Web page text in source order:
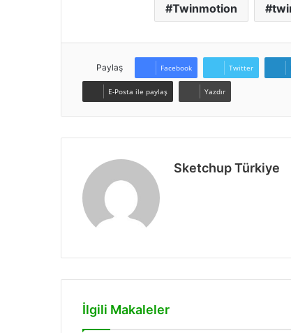
Twinmotion
Paylaş Facebook Twitter
E-Posta ile paylaş Yazdır
Sketchup Türkiye
İlgili Makaleler